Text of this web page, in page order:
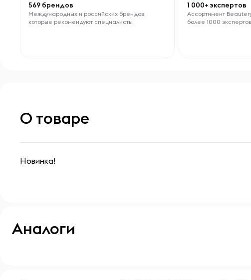
569 брендов
Международных и российских брендов,
которые рекомендуют специалисты
1 000+ экспертов
Ассортимент
более 1000
О товаре
Новинка!
Аналоги